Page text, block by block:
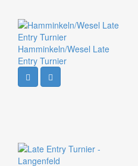
Hamminkeln/Wesel Late
Entry Turnier